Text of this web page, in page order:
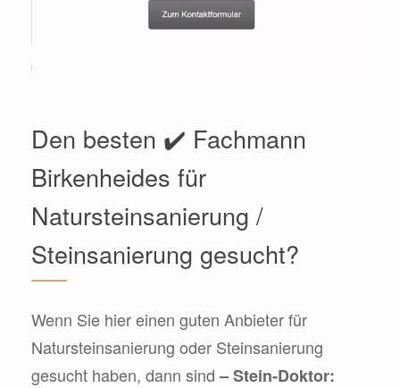
Den besten ✔️ Fachmann
Birkenheides für
Natursteinsanierung /
Steinsanierung gesucht?
Wenn Sie hier einen guten Anbieter für
Natursteinsanierung oder Steinsanierung
gesucht haben, dann sind– Stein-Doktor: